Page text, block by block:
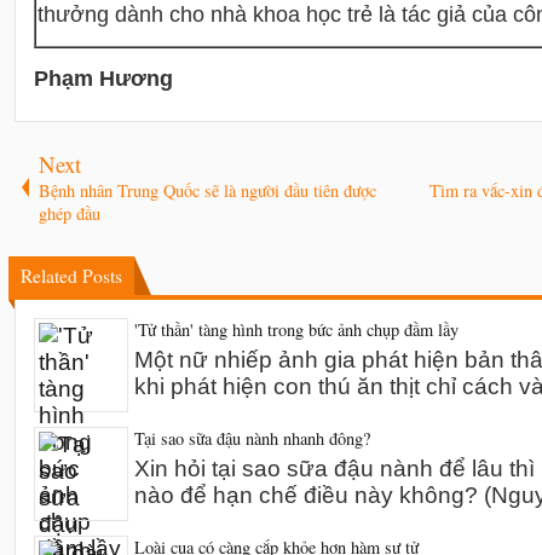
thưởng dành cho nhà khoa học trẻ là tác giả của
Phạm Hương
Next
Bệnh nhân Trung Quốc sẽ là người đầu tiên được
ghép đầu
Tìm ra vắc-xin
Related Posts
'Tử thần' tàng hình trong bức ảnh chụp đầm lầy
Một nữ nhiếp ảnh gia phát hiện bản
khi phát hiện con thú ăn thịt chỉ cách
Tại sao sữa đậu nành nhanh đông?
Xin hỏi tại sao sữa đậu nành để lâu
nào để hạn chế điều này không?
Loài cua có càng cắp khỏe hơn hàm sư tử